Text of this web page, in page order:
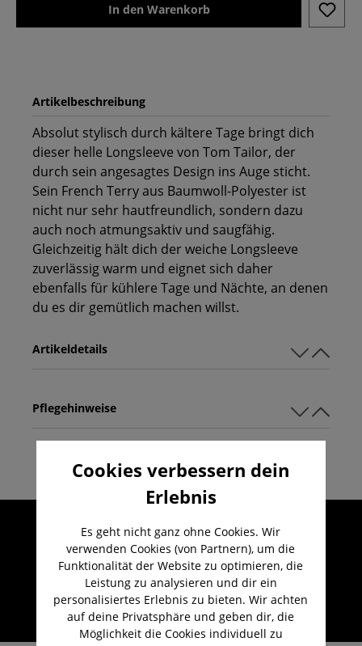
In den Warenkorb
Artikelbeschreibung
Absolut stylisch durch kältere Tage bringt dich
dieser helle Longsleeve von Tom Tailor, der
durch sein angesagtes Design ins Auge sticht.
Sein French Terry aus Baumwoll-Polyester ist
nicht nur sehr hautfreundlich, sondern dazu
auch noch atmungsaktiv und saugfähig.
Gleichzeitig hält dich der weiche Longsleeve
zuverlässig warm und eignet sich daher
ebenfalls für kühlere Tage und Nächte, an denen
du es dir gemütlich machen willst.
Artikeldetails
Pflegehinweise
Kauf auf Rechnung
Kostenloser Versand ab 29,-€
Lieferzeit 1-3 Werktage
30 Tage kostenlose Retoure
Cookies verbessern dein
Erlebnis
Es geht nicht ganz ohne Cookies. Wir
verwenden Cookies (von Partnern), um die
Funktionalität der Website zu optimieren, die
Leistung zu analysieren und dir ein
personalisiertes Erlebnis zu bieten. Wir achten
auf deine Privatsphäre und geben dir, die
Möglichkeit die Cookies individuell zu